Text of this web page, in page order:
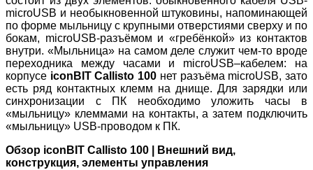
microUSB и необыкновенной штуковины, напоминающей
по форме мыльницу с крупными отверстиями сверху и по
бокам, microUSB-разъёмом и «гребёнкой» из контактов
внутри. «Мыльница» на самом деле служит чем-то вроде
переходника между часами и microUSB–кабелем: на
корпусе iconBIT Callisto 100 нет разъёма microUSB, зато
есть ряд контактных клемм на днище. Для зарядки или
синхронизации с ПК необходимо уложить часы в
«мыльницу» клеммами на контакты, а затем подключить
«мыльницу» USB-проводом к ПК.
Обзор iconBIT Callisto 100 | Внешний вид,
конструкция, элементы управления